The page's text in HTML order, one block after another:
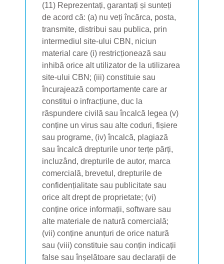
(11) Reprezentați, garantați și sunteți
de acord că: (a) nu veți încărca, posta,
transmite, distribui sau publica, prin
intermediul site-ului CBN, niciun
material care (i) restricționează sau
inhibă orice alt utilizator de la utilizarea
site-ului CBN; (iii) constituie sau
încurajează comportamente care ar
constitui o infracțiune, duc la
răspundere civilă sau încalcă legea (v)
conține un virus sau alte coduri, fișiere
sau programe, (iv) încalcă, plagiază
sau încalcă drepturile unor terțe părți,
incluzând, drepturile de autor, marca
comercială, brevetul, drepturile de
confidențialitate sau publicitate sau
orice alt drept de proprietate; (vi)
conține orice informații, software sau
alte materiale de natură comercială;
(vii) conține anunțuri de orice natură
sau (viii) constituie sau conțin indicații
false sau înșelătoare sau declarații de